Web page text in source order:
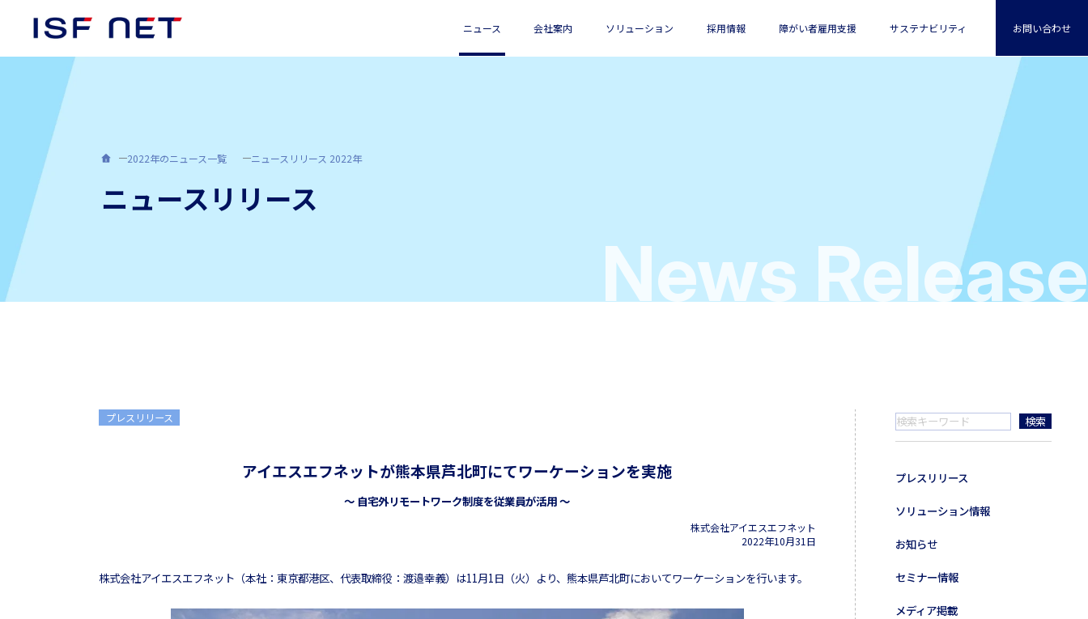
ニュース 会社案内
歩み
ソリューション 採用情報 障がい者雇用支援 サステナビリティ お問い合わせ
2022年のニュース一覧 ニュースリリース 2022年
ニュースリリース
News Release
プレスリリース
アイエスエフネットが熊本県芦北町にてワーケーションを実施
～ 自宅外リモートワーク制度を従業員が活用 ～
株式会社アイエスエフネット
2022年10月31日
株式会社アイエスエフネット（本社：東京都港区、代表取締役：渡邉幸義）は11月1日（火）より、熊本県芦北町においてワーケーションを行います。
プレスリリース
ソリューション情報
お知らせ
セミナー情報
メディア掲載